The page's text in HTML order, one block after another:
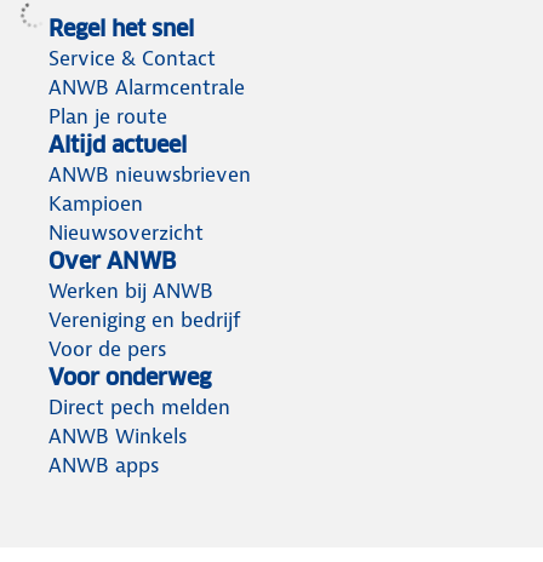
Regel het snel
Service & Contact
ANWB Alarmcentrale
Plan je route
Altijd actueel
ANWB nieuwsbrieven
Kampioen
Nieuwsoverzicht
Over ANWB
Werken bij ANWB
Vereniging en bedrijf
Voor de pers
Voor onderweg
Direct pech melden
ANWB Winkels
ANWB apps